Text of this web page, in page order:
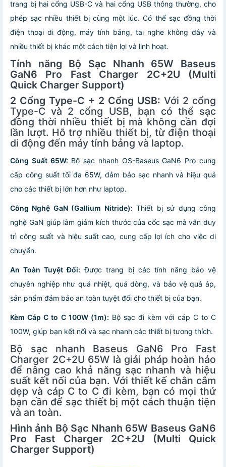
trang bị hai cổng USB-C và hai cổng USB thông thường, cho
phép sạc nhiều thiết bị cùng một lúc. Có thể sạc đồng thời
điện thoại di động, máy tính bảng, tai nghe không dây và
nhiều thiết bị khác một cách tiện lợi và linh hoạt.
Tính năng Bộ Sạc Nhanh 65W Baseus
GaN6 Pro Fast Charger 2C+2U (Multi
Quick Charger Support)
2 Cổng Type-C + 2 Cổng USB: Với 2 cổng
Type-C và 2 cổng USB, bạn có thể sạc
đồng thời nhiều thiết bị mà không cần đợi
lần lượt. Hỗ trợ nhiều thiết bị, từ điện thoại
di động đến máy tính bảng và laptop.
Công Suất 65W: Bộ sạc nhanh OS-Baseus GaN6 Pro cung
cấp công suất tối đa 65W, đảm bảo sạc nhanh và hiệu quả
cho các thiết bị lớn hơn như laptop.
Công Nghệ GaN (Gallium Nitride): Thiết bị sử dụng công
nghệ GaN giúp làm giảm kích thước của cốc sạc mà vẫn duy
trì công suất và hiệu suất cao, cung cấp lợi ích cho việc di
chuyển.
An Toàn Tuyệt Đối: Được trang bị các tính năng bảo vệ
chuyên nghiệp như quá nhiệt, quá dòng, và bảo vệ quá áp,
sản phẩm đảm bảo an toàn tuyệt đối cho thiết bị của bạn.
Kèm Cáp C to C 100W (1m): Bộ sạc đi kèm với cáp C to C
100W, giúp bạn kết nối và sạc nhanh các thiết bị tương thích.
Bộ sạc nhanh Baseus GaN6 Pro Fast
Charger 2C+2U 65W là giải pháp hoàn hảo
để nâng cao khả năng sạc nhanh và hiệu
suất kết nối của bạn. Với thiết kế chân cắm
dẹp và cáp C to C đi kèm, bạn có mọi thứ
bạn cần để sạc thiết bị một cách thuận tiện
và an toàn.
Hình ảnh Bộ Sạc Nhanh 65W Baseus GaN6
Pro Fast Charger 2C+2U (Multi Quick
Charger Support)